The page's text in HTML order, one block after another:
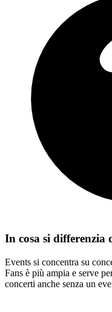
In cosa si differenzia
Events si concentra su
Fans è più ampia e serve
concerti anche senza un